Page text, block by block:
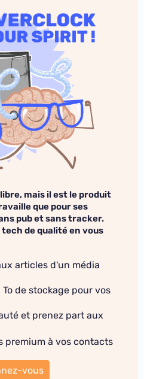
mais il est le produit
que pour ses
pub et sans tracker.
de qualité en vous
articles d'un média
de stockage pour vos
et prenez part aux
premium à vos contacts
vous